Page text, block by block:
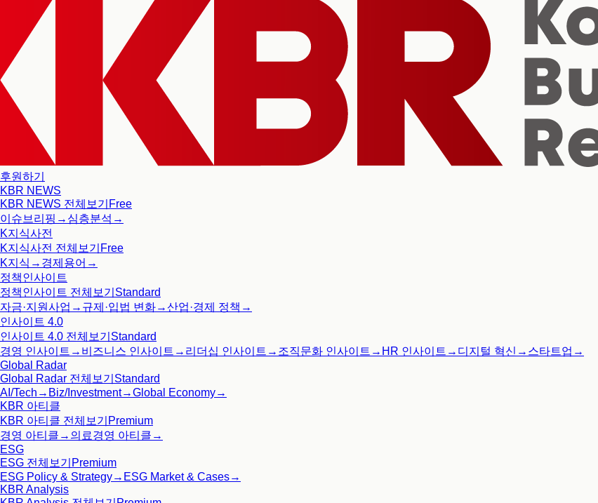
후원하기
KBR NEWS
KBR NEWS 전체보기 Free
이슈브리핑 → 심층분석 →
K지식사전
K지식사전 전체보기 Free
K지식 → 경제용어 →
정책인사이트
정책인사이트 전체보기 Standard
자금·지원사업 → 규제·입법 변화→산업·경제 정책 →
인사이트 4.0
인사이트 4.0 전체보기 Standard
경영 인사이트 → 비즈니스 인사이트 → 리더십 인사이트 → 조직문화 인사이트 → HR 인사이트 → 디지털 혁신 → 스타트업 →
Global Radar
Global Radar 전체보기 Standard
AI/Tech → Biz/Investment→Global Economy→
KBR 아티클
KBR 아티클 전체보기 Premium
경영 아티클 → 의료경영 아티클 →
ESG
ESG 전체보기 Premium
ESG Policy & Strategy→ ESG Market & Cases→
KBR Analysis